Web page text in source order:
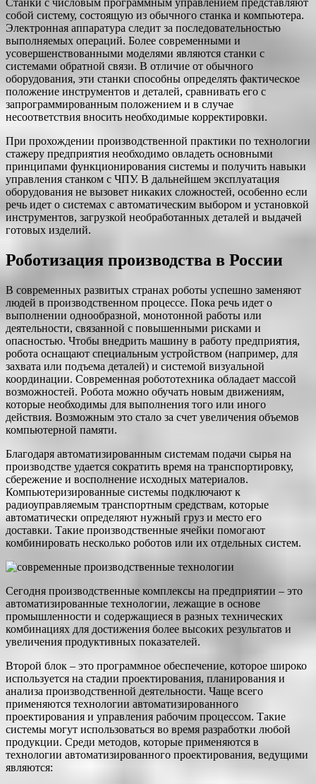
собой систему, состоящую из обычного станка и компьютера.
Электронная аппаратура следит за последовательностью
выполняемых операций. Более современными и
усовершенствованными моделями являются станки с
системами обратной связи. В отличие от обычного
оборудования, эти станки способны определять фактическое
положение инструментов и деталей, сравнивать его с
запрограммированным положением и в случае
несоответствия вносить необходимые корректировки.
При прохождении производственной практики по технологии
стажеру предприятия необходимо овладеть основными
принципами функционирования системы и получить навыки
управления станком с ЧПУ. В дальнейшем эксплуатация
оборудования не вызовет никаких сложностей, особенно если
речь идет о системах с автоматическим выбором и установкой
инструментов, загрузкой необработанных деталей и выдачей
готовых изделий.
Роботизация производства в России
В современных развитых странах роботы успешно заменяют
людей в производственном процессе. Пока речь идет о
выполнении однообразной, монотонной работы или
деятельности, связанной с повышенными рисками и
опасностью. Чтобы внедрить машину в работу предприятия,
робота оснащают специальным устройством (например, для
захвата или подъема деталей) и системой визуальной
координации. Современная робототехника обладает массой
возможностей. Робота можно обучать новым движениям,
которые необходимы для выполнения того или иного
действия. Возможным это стало за счет увеличения объемов
компьютерной памяти.
Благодаря автоматизированным системам подачи сырья на
производстве удается сократить время на транспортировку,
сбережение и восполнение исходных материалов.
Компьютеризированные системы подключают к
радиоуправляемым транспортным средствам, которые
автоматически определяют нужный груз и место его
доставки. Такие производственные ячейки помогают
комбинировать несколько роботов или их отдельных систем.
Сегодня производственные комплексы на предприятии – это
автоматизированные технологии, лежащие в основе
промышленности и содержащиеся в разных технических
комбинациях для достижения более высоких результатов и
увеличения продуктивных показателей.
Второй блок – это программное обеспечение, которое широко
используется на стадии проектирования, планирования и
анализа производственной деятельности. Чаще всего
применяются технологии автоматизированного
проектирования и управления рабочим процессом. Такие
системы могут использоваться во время разработки любой
продукции. Среди методов, которые применяются в
технологии автоматизированного проектирования, ведущими
являются: